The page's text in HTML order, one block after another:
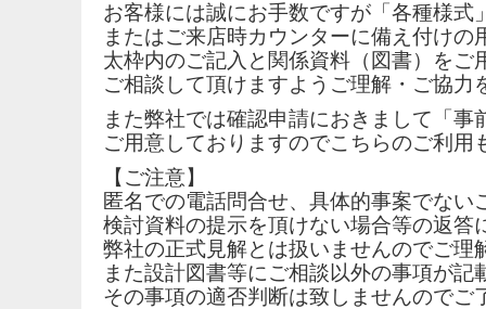
お客様には誠にお手数ですが「各種様式
またはご来店時カウンターに備え付けの
太枠内のご記入と関係資料（図書）をご
ご相談して頂けますようご理解・ご協力
また弊社では確認申請におきまして「事
ご用意しておりますのでこちらのご利用
【ご注意】
匿名での電話問合せ、具体的事案でない
検討資料の提示を頂けない場合等の返答
弊社の正式見解とは扱いませんのでご理
また設計図書等にご相談以外の事項が記
その事項の適否判断は致しませんのでご